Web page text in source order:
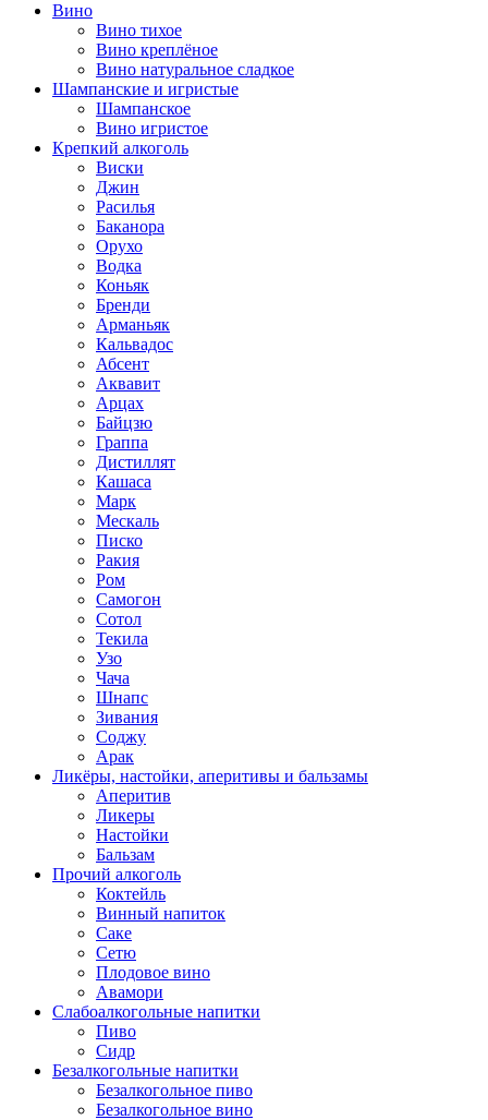
Вино
Вино тихое
Вино креплёное
Вино натуральное сладкое
Шампанские и игристые
Шампанское
Вино игристое
Крепкий алкоголь
Виски
Джин
Расилья
Баканора
Орухо
Водка
Коньяк
Бренди
Арманьяк
Кальвадос
Абсент
Аквавит
Арцах
Байцзю
Граппа
Дистиллят
Кашаса
Марк
Мескаль
Писко
Ракия
Ром
Самогон
Сотол
Текила
Узо
Чача
Шнапс
Зивания
Соджу
Арак
Ликёры, настойки, аперитивы и бальзамы
Аперитив
Ликеры
Настойки
Бальзам
Прочий алкоголь
Коктейль
Винный напиток
Саке
Сетю
Плодовое вино
Авамори
Слабоалкогольные напитки
Пиво
Сидр
Безалкогольные напитки
Безалкогольное пиво
Безалкогольное вино